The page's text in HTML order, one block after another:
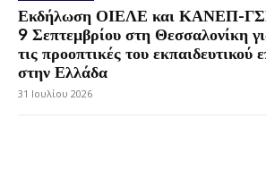
Εκδήλωση ΟΙΕΛΕ και ΚΑΝΕΠ-
9 Σεπτεμβρίου στη Θεσσαλονίκη
τις προοπτικές του εκπαιδευτικού
στην Ελλάδα
31 Ιουλίου 2026